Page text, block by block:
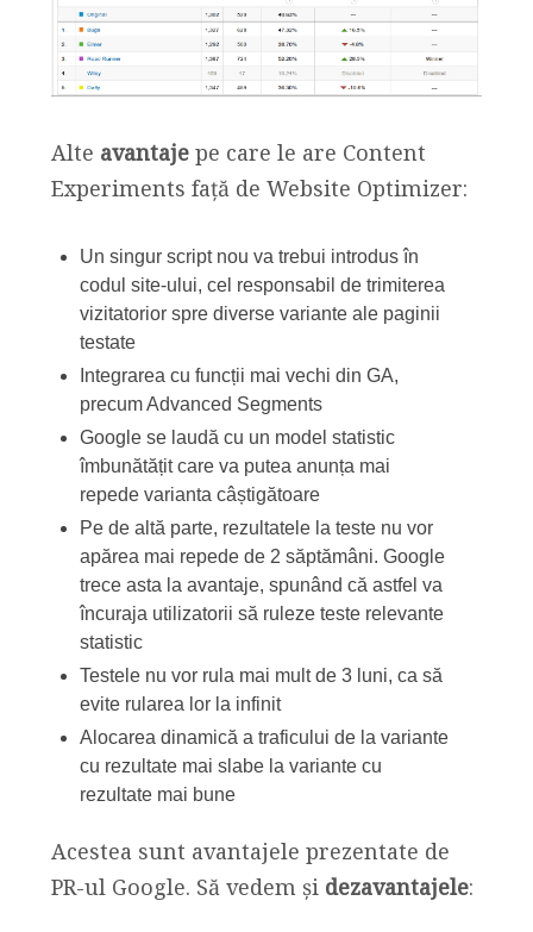
Alte avantajepe care le are Content
Experiments față de Website Optimizer:
Un singur script nou va trebui introdus în
codul site-ului, cel responsabil de trimiterea
vizitatorior spre diverse variante ale paginii
testate
Integrarea cu funcții mai vechi din GA,
precum Advanced Segments
Google se laudă cu un model statistic
îmbunătățit care va putea anunța mai
repede varianta câștigătoare
Pe de altă parte, rezultatele la teste nu vor
apărea mai repede de 2 săptămâni. Google
trece asta la avantaje, spunând că astfel va
încuraja utilizatorii să ruleze teste relevante
statistic
Testele nu vor rula mai mult de 3 luni, ca să
evite rularea lor la infinit
Alocarea dinamică a traficului de la variante
cu rezultate mai slabe la variante cu
rezultate mai bune
Acestea sunt avantajele prezentate de
PR-ul Google. Să vedem și dezavantajele: